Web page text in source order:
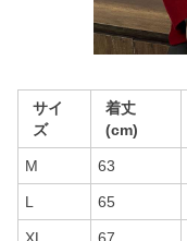
サイ
ズ
着丈
(cm)
M 63
L 65